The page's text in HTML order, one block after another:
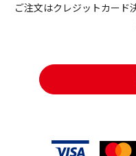
ご注文はクレジットカード